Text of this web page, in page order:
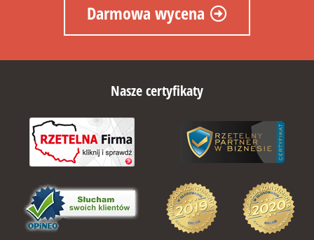
Darmowa wycena
Nasze certyfikaty